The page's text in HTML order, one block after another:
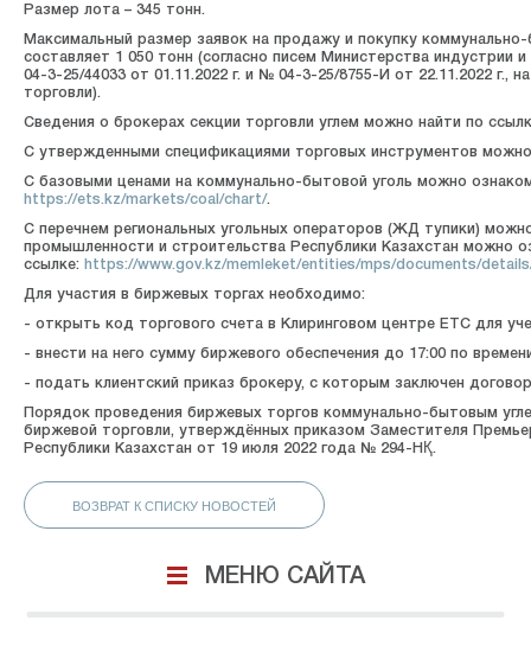
Размер лота – 345 тонн.
Максимальный размер заявок на продажу и покупку
составляет 1 050 тонн (согласно писем Министерства индустрии
04-3-25/44033 от 01.11.2022 г. и № 04-3-25/8755-И от 22.11.2022 г.,
торговли).
Сведения о брокерах секции торговли углем можно найти по
С утвержденными спецификациями торговых инструментов
С базовыми ценами на коммунально-бытовой уголь можно
https://ets.kz/markets/coal/chart/.
С перечнем региональных угольных операторов (ЖД тупики)
промышленности и строительства Республики Казахстан можно
ссылке: https://www.gov.kz/memleket/entities/mps/documents/
Для участия в биржевых торгах необходимо:
- открыть код торгового счета в Клиринговом центре ЕТС для
- внести на него сумму биржевого обеспечения до 17:00 по
- подать клиентский приказ брокеру, с которым заключен
Порядок проведения биржевых торгов коммунально-бытовым
биржевой торговли, утверждённых приказом Заместителя
Республики Казахстан от 19 июля 2022 года № 294-НҚ.
ВОЗВРАТ К СПИСКУ НОВОСТЕЙ
МЕНЮ САЙТА